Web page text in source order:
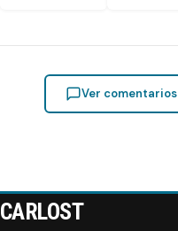
Ver comentarios
CARLOST